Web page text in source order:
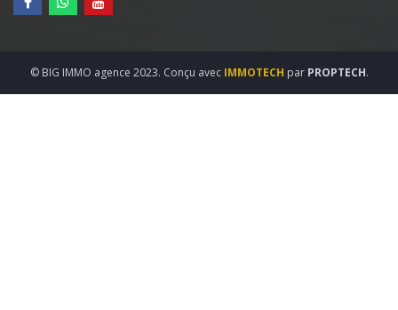
© BIG IMMO agence 2023. Conçu avec IMMOTECH par PROPTECH.